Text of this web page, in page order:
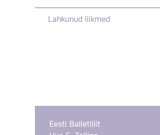
Lahkunud liikmed
Eesti Balletiliit